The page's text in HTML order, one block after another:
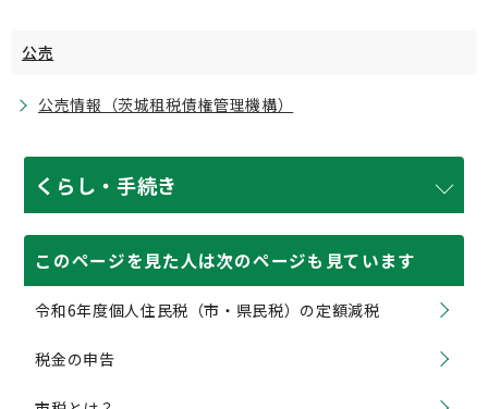
公売
公売情報（茨城租税債権管理機構）
くらし・手続き
このページを見た人は次のページも見ています
令和6年度個人住民税（市・県民税）の定額減税
税金の申告